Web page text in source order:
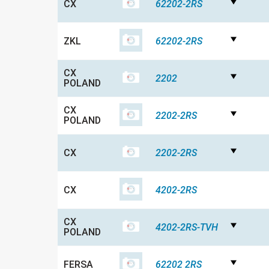
CX 62202-2RS
ZKL 62202-2RS
CX
POLAND
2202
CX
POLAND
2202-2RS
CX 2202-2RS
CX 4202-2RS
CX
POLAND
4202-2RS-TVH
FERSA 62202 2RS